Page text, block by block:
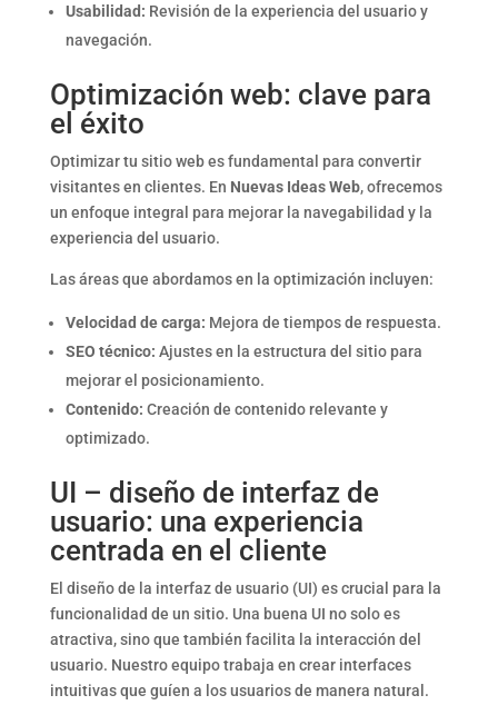
Usabilidad: Revisión de la experiencia del usuario y
navegación.
Optimización web: clave para
el éxito
Optimizar tu sitio web es fundamental para convertir
visitantes en clientes. En Nuevas Ideas Web, ofrecemos
un enfoque integral para mejorar la navegabilidad y la
experiencia del usuario.
Las áreas que abordamos en la optimización incluyen:
Velocidad de carga: Mejora de tiempos de respuesta.
SEO técnico: Ajustes en la estructura del sitio para
mejorar el posicionamiento.
Contenido: Creación de contenido relevante y
optimizado.
UI – diseño de interfaz de
usuario: una experiencia
centrada en el cliente
El diseño de la interfaz de usuario (UI) es crucial para la
funcionalidad de un sitio. Una buena UI no solo es
atractiva, sino que también facilita la interacción del
usuario. Nuestro equipo trabaja en crear interfaces
intuitivas que guíen a los usuarios de manera natural.